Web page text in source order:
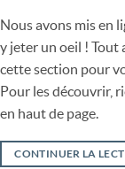
Nous avons mis en
y jeter un oeil ! Tout
cette section pour
Pour les découvrir,
en haut de page.
CONTINUER LA